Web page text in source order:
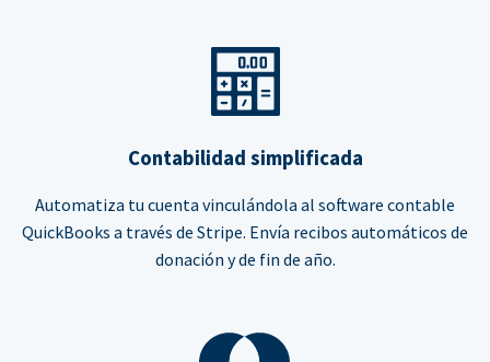
Contabilidad simplificada
Automatiza tu cuenta vinculándola al software contable
QuickBooks a través de Stripe. Envía recibos automáticos de
donación y de fin de año.